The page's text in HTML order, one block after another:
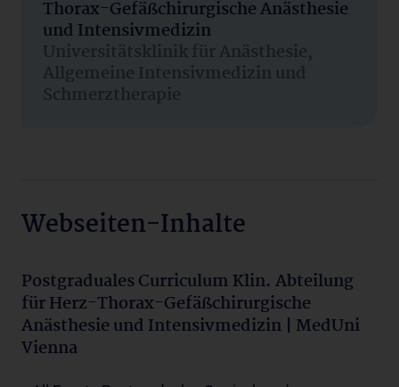
Thorax-Gefäßchirurgische Anästhesie
und Intensivmedizin
Universitätsklinik für Anästhesie,
Allgemeine Intensivmedizin und
Schmerztherapie
Webseiten-Inhalte
Postgraduales Curriculum Klin. Abteilung
für Herz-Thorax-Gefäßchirurgische
Anästhesie und Intensivmedizin | MedUni
Vienna